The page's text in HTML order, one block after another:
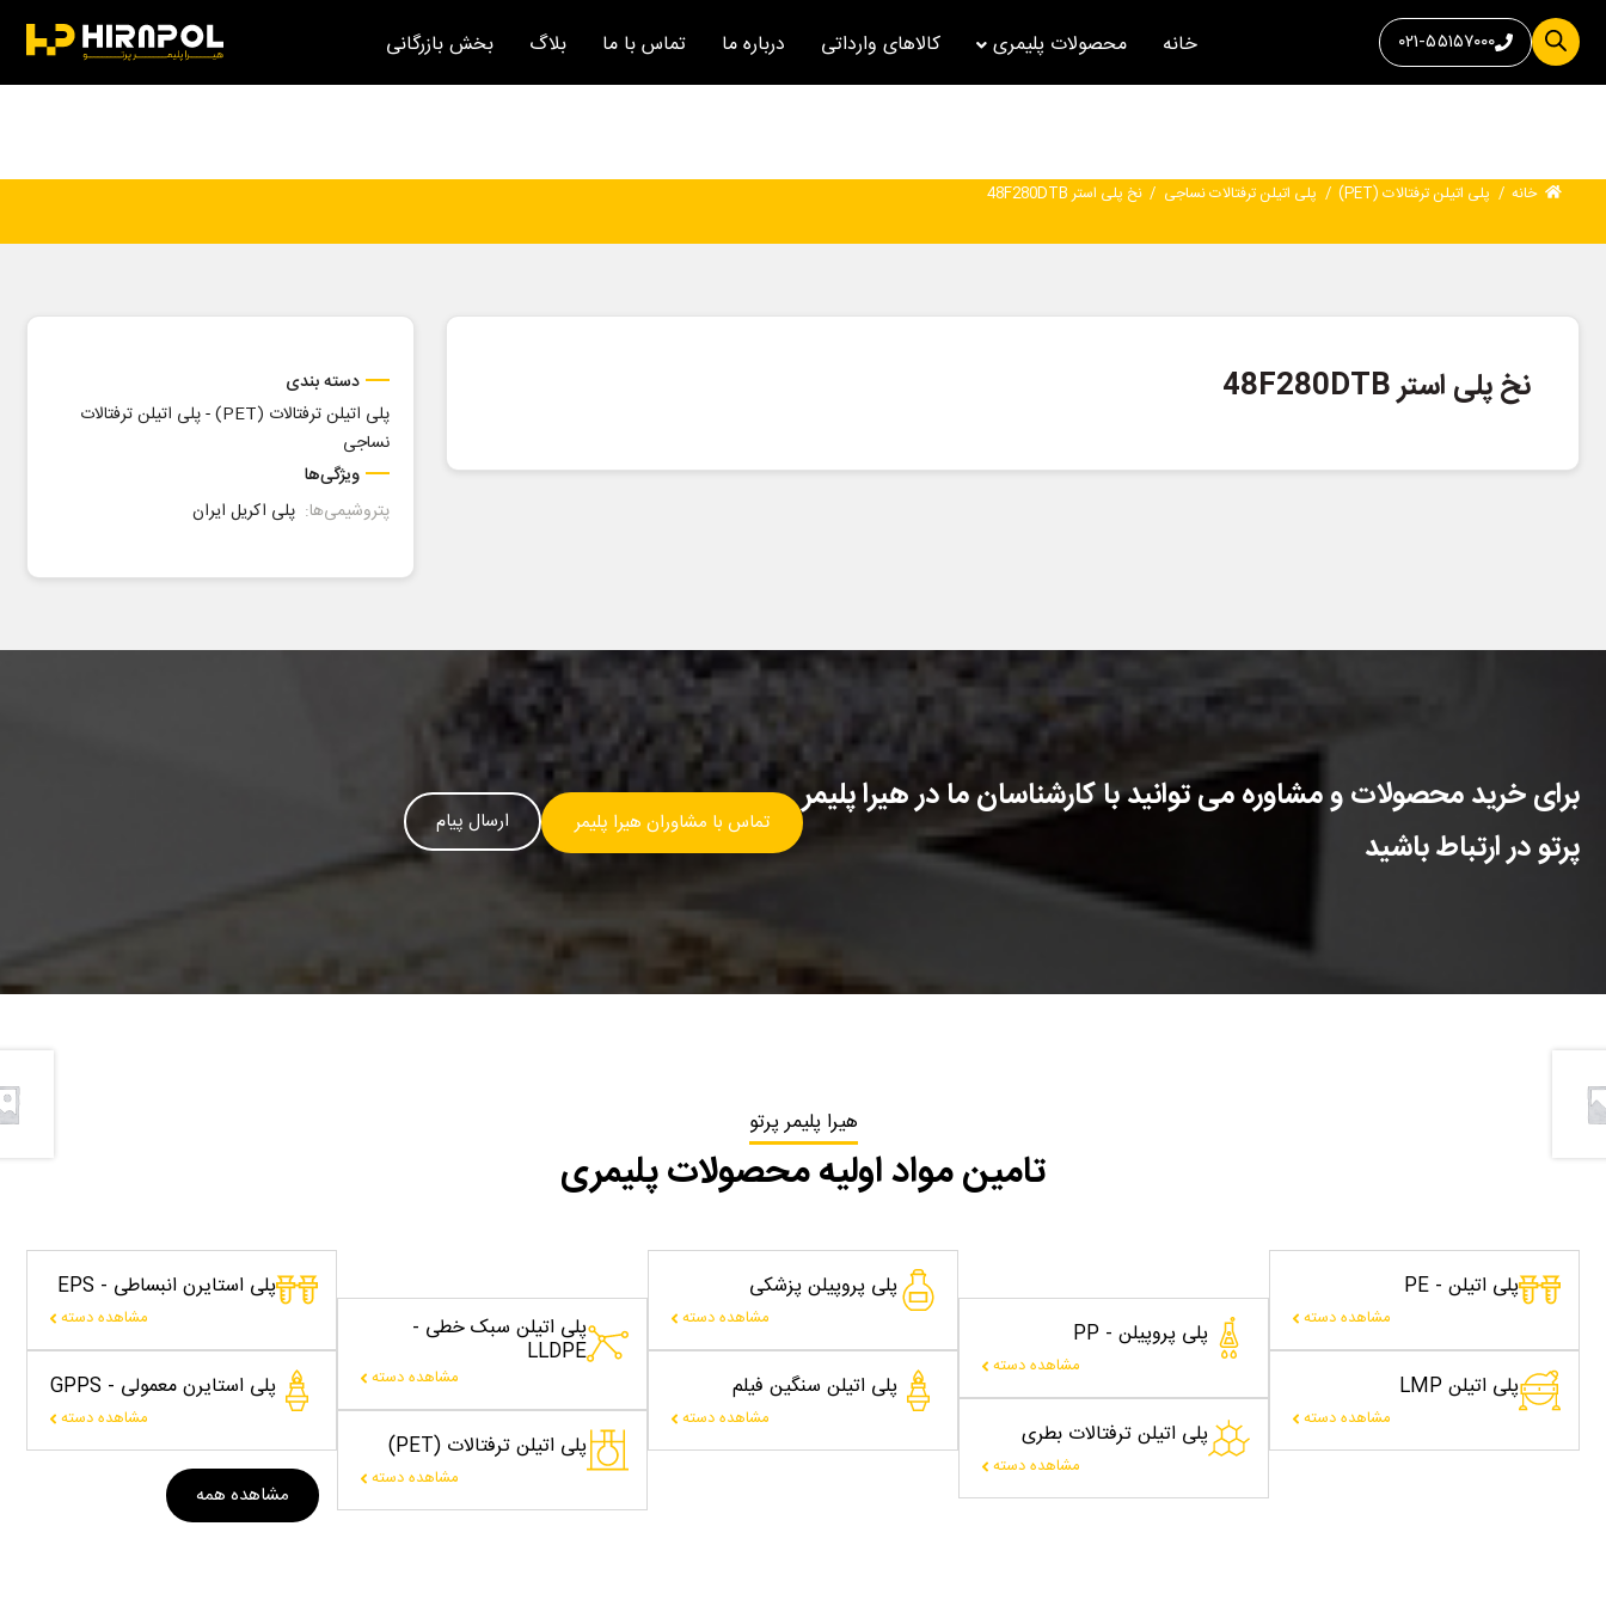
۰۲۱-۵۵۱۵۷۰۰۰ خانه محصولات پلیمری کالاهای وارداتی درباره ما تماس با ما بلاگ بخش بازرگانی
خانه / پلی اتیلن ترفتالات (PET) / پلی اتیلن ترفتالات نساجی / نخ پلی استر 48F280DTB
نخ پلی استر 48F280DTB
دسته بندی
پلی اتیلن ترفتالات (PET)
-پلی اتیلن ترفتالات
نساجی
ویژگی‌ها
پتروشیمی‌ها: پلی اکریل ایران
برای خرید محصولات و مشاوره می توانید با کارشناسان ما در هیرا پلیمر
پرتو در ارتباط باشید
تماس با مشاوران هیرا پلیمر ارسال پیام
هیرا پلیمر پرتو
تامین مواد اولیه محصولات پلیمری
پلی اتیلن - PE
مشاهده دسته
پلی اتیلن LMP
مشاهده دسته
پلی پروپیلن - PP
مشاهده دسته
پلی اتیلن ترفتالات بطری
مشاهده دسته
پلی پروپیلن پزشکی
مشاهده دسته
پلی اتیلن سنگین فیلم
مشاهده دسته
پلی اتیلن سبک خطی -
LLDPE
مشاهده دسته
پلی اتیلن ترفتالات (PET)
مشاهده دسته
پلی استایرن انبساطی - EPS
مشاهده دسته
پلی استایرن معمولی - GPPS
مشاهده دسته
مشاهده همه